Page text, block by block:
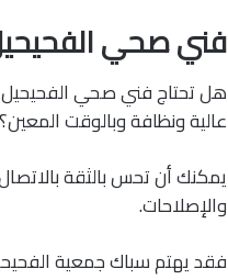
فني صحي
هل تحتاج فني صحي
عالية ونظافة وبالوقت المعين؟
يمكنك أن تحس بالثقة
والإصلاحات.
فقد يهتم سباك جمعية